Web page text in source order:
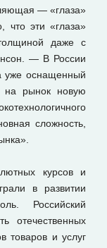
— «глаза»
что эти «глаза»
даже с
— В России
уже оснащенный
на рынок новую
сложность,
курсов и
в развитии
Российский
отечественных
товаров и услуг